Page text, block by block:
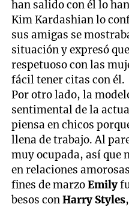
han salido con él lo
Kim Kardashian lo
sus amigas se
situación y expresó
respetuoso con las
fácil tener citas con él.
Por otro lado, la
sentimental de la
piensa en chicos
llena de trabajo. Al
muy ocupada, así que
en relaciones
fines de marzoEmily
besos conHarry Styles